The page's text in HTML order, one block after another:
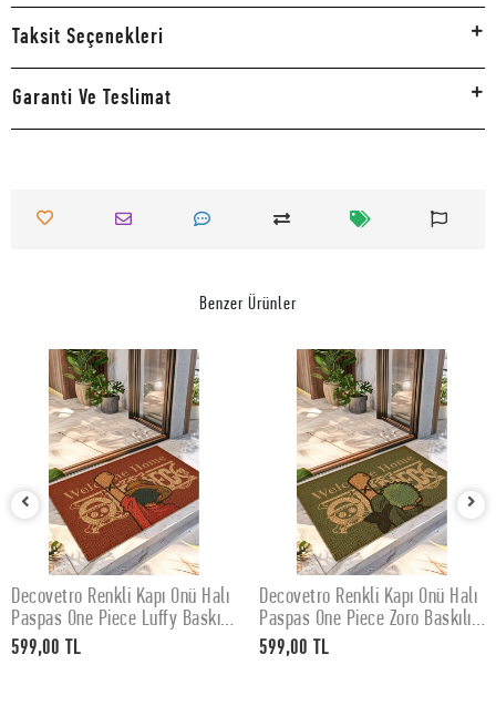
Taksit Seçenekleri
Garanti Ve Teslimat
Benzer Ürünler
SEPETE EKLE
Decovetro Renkli Kapı Önü Halı
Paspas One Piece Luffy Baskılı
40 x 60 Cm
599,00 TL
SEPETE EKLE
Decovetro Renkli Kapı Önü Halı
Paspas One Piece Zoro Baskılı
40 x 60 Cm
599,00 TL